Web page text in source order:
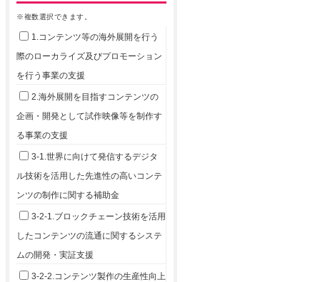
※複数選択できます。
1.コンテンツ等の海外展開を行う
際のローカライズ及びプロモーション
を行う事業の支援
2.海外展開を目指すコンテンツの
企画・開発として試作映像等を制作す
る事業の支援
3-1.世界に向けて発信するデジタ
ル技術を活用した先進性の高いコンテ
ンツの制作に関する補助金
3-2-1.ブロックチェーン技術を活用
したコンテンツの流通に関するシステ
ムの開発・実証支援
3-2-2.コンテンツ製作の生産性向上